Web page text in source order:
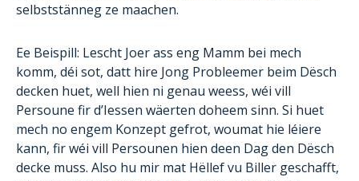
selbststänneg ze maachen.
Ee Beispill: Lescht Joer ass eng Mamm bei mech
komm, déi sot, datt hire Jong Probleemer beim Dësch
decken huet, well hien ni genau weess, wéi vill
Persoune fir d’Iessen wäerten doheem sinn. Si huet
mech no engem Konzept gefrot, woumat hie léiere
kann, fir wéi vill Persounen hien deen Dag den Dësch
decke muss. Also hu mir mat Hëllef vu Biller geschafft,